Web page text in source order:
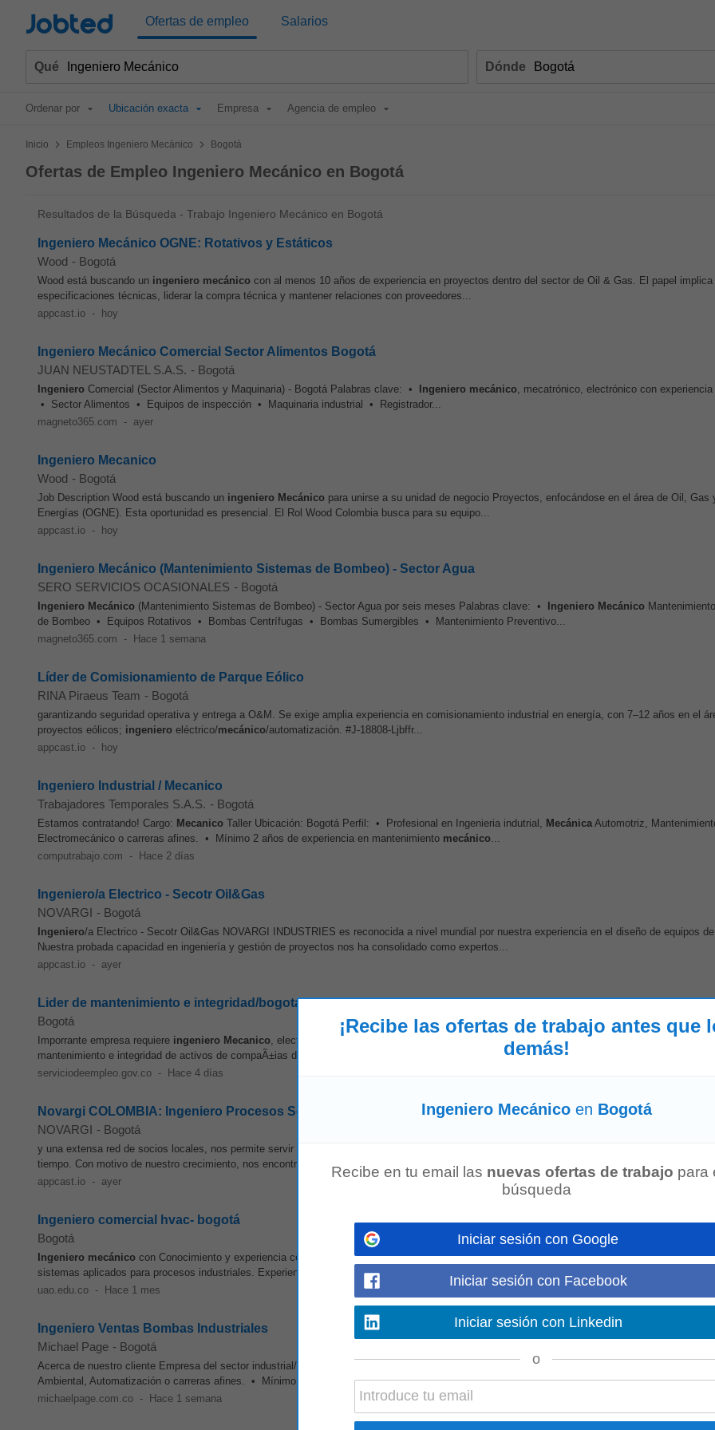
Jobted Ofertas de empleo Salarios
Qué Dónde
Ordenar por Ubicación exacta Empresa Agencia de empleo
Inicio > Empleos Ingeniero Mecánico > Bogotá
Ofertas de Empleo Ingeniero Mecánico en Bogotá
Resultados de la Búsqueda - Trabajo Ingeniero Mecánico en Bogotá
Ingeniero Mecánico OGNE: Rotativos y Estáticos
Wood - Bogotá
Wood está buscando un ingeniero mecánico con al menos 10 años de experiencia en proyectos dentro del sector de Oil & Gas. El papel implica
especificaciones técnicas, liderar la compra técnica y mantener relaciones con proveedores...
appcast.io - hoy
Ingeniero Mecánico Comercial Sector Alimentos Bogotá
JUAN NEUSTADTEL S.A.S. - Bogotá
Ingeniero Comercial (Sector Alimentos y Maquinaria) - Bogotá Palabras clave: • Ingeniero mecánico, mecatrónico, electrónico con experiencia
• Sector Alimentos • Equipos de inspección • Maquinaria industrial • Registrador...
magneto365.com - ayer
Ingeniero Mecanico
Wood - Bogotá
Job Description Wood está buscando un ingeniero Mecánico para unirse a su unidad de negocio Proyectos, enfocándose en el área de Oil, Gas
Energías (OGNE). Esta oportunidad es presencial. El Rol Wood Colombia busca para su equipo...
appcast.io - hoy
Ingeniero Mecánico (Mantenimiento Sistemas de Bombeo) - Sector Agua
SERO SERVICIOS OCASIONALES - Bogotá
Ingeniero Mecánico (Mantenimiento Sistemas de Bombeo) - Sector Agua por seis meses Palabras clave: • Ingeniero Mecánico
de Bombeo • Equipos Rotativos • Bombas Centrífugas • Bombas Sumergibles • Mantenimiento Preventivo...
magneto365.com - Hace 1 semana
Líder de Comisionamiento de Parque Eólico
RINA Piraeus Team - Bogotá
garantizando seguridad operativa y entrega a O&M. Se exige amplia experiencia en comisionamiento industrial en energía, con 7–12 años en el
proyectos eólicos; ingeniero eléctrico/mecánico/automatización. #J-18808-Ljbffr...
appcast.io - hoy
Ingeniero Industrial / Mecanico
Trabajadores Temporales S.A.S. - Bogotá
Estamos contratando! Cargo: Mecanico Taller Ubicación: Bogotá Perfil: • Profesional en Ingenieria indutrial, Mecánica Automotriz,
Electromecánico o carreras afines. • Mínimo 2 años de experiencia en mantenimiento mecánico...
computrabajo.com - Hace 2 días
Ingeniero/a Electrico - Secotr Oil&Gas
NOVARGI - Bogotá
Ingeniero/a Electrico - Secotr Oil&Gas NOVARGI INDUSTRIES es reconocida a nivel mundial por nuestra experiencia en el diseño de equipos
Nuestra probada capacidad en ingeniería y gestión de proyectos nos ha consolidado como expertos...
appcast.io - ayer
Lider de mantenimiento e integridad/bogota
Bogotá
Imporrante empresa requiere ingeniero Mecanico, electrico, tarjeta profesional vigente, con 10 aÃ±os de experiencia definiendo y liderar la
mantenimiento e integridad de activos de compaÃ±ias del sector de hidrocarburos, puntualmente...
serviciodeempleo.gov.co - Hace 4 días
Novargi COLOMBIA: Ingeniero Procesos Senior
NOVARGI - Bogotá
y una extensa red de socios locales, nos permite servir mejor a nuestros clientes, ofreciendo productos de calidad, buen servicio y competitividad
tiempo. Con motivo de nuestro crecimiento, nos encontramos en la busqueda de un/una
Ingeniero
appcast.io - ayer
Ingeniero comercial hvac- bogotá
Bogotá
Ingeniero mecánico con Conocimiento y experiencia certificada en mantenimiento de aire acondicionado y refrigeraciónmecánica,
sistemas aplicados para procesos industriales. Experiencia en el área comercial y de ventas...
uao.edu.co - Hace 1 mes
Ingeniero Ventas Bombas Industriales
Michael Page - Bogotá
Acerca de nuestro cliente Empresa del sector industrial/manufacturero ubicada en Bogotá. Descripción • Profesional en Ingeniería Química,
Ambiental, Automatización o carreras afines. • Mínimo 5 años de experiencia en ventas técnicas...
michaelpage.com.co - Hace 1 semana
¡Recibe las ofertas de trabajo antes que
demás!
Ingeniero Mecánicoen Bogotá
Recibe en tu email las nuevas ofertas de trabajo para
búsqueda
Iniciar sesión con Google
Iniciar sesión con Facebook
Iniciar sesión con Linkedin
o